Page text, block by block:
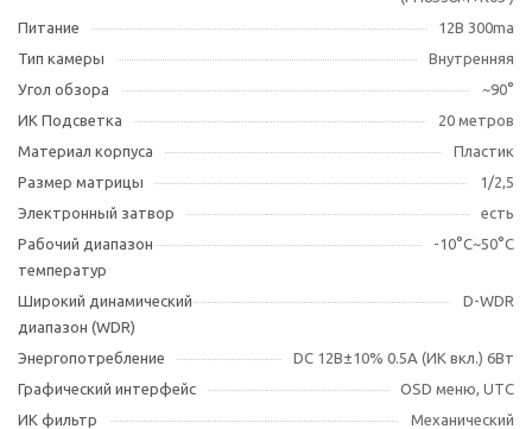
Питание
12В 300ma
Тип камеры
Внутренняя
Угол обзора
~90°
ИК Подсветка
20 метров
Материал корпуса
Пластик
Размер матрицы
1/2,5
Электронный затвор
есть
Рабочий диапазон
температур
-10°С~50°С
Широкий динамический
диапазон (WDR)
D-WDR
Энергопотребление
DC 12В±10% 0.5А (ИК вкл.) 6Вт
Графический интерфейс
OSD меню, UTC
ИК фильтр
Механический